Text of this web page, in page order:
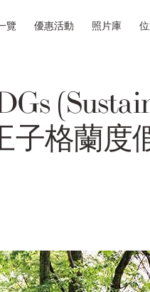
覽 優惠活動 照片庫
子格蘭度